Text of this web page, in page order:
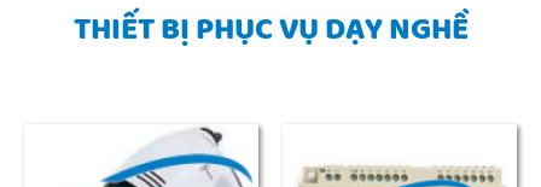
THIẾT BỊ PHỤC VỤ DẠY NGHỀ